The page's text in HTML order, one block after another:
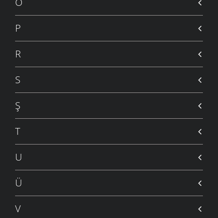
P
R
S
Ş
T
U
Ü
V